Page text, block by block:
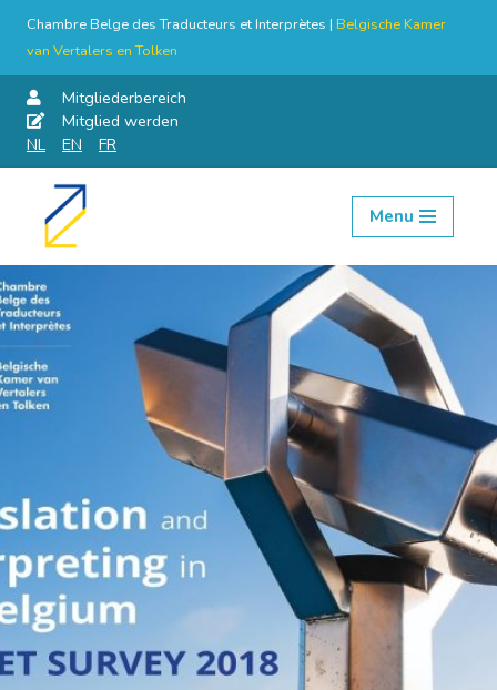
Chambre Belge des Traducteurs et Interprètes | Belgische Kamer
van Vertalers en Tolken
Mitgliederbereich
Mitglied werden
NL
EN FR
Skip
content
Menu